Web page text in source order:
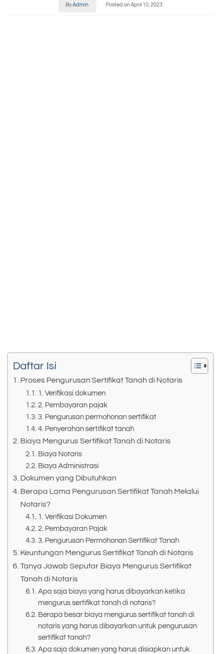
ByAdmin Posted onApril 10, 2023
Daftar Isi
Proses Pengurusan Sertifikat Tanah di Notaris
1. Verifikasi dokumen
2. Pembayaran pajak
3. Pengurusan permohonan sertifikat
4. Penyerahan sertifikat tanah
Biaya Mengurus Sertifikat Tanah di Notaris
Biaya Notaris
Biaya Administrasi
Dokumen yang Dibutuhkan
Berapa Lama Pengurusan Sertifikat Tanah Melalui
Notaris?
1. Verifikasi Dokumen
2. Pembayaran Pajak
3. Pengurusan Permohonan Sertifikat Tanah
Keuntungan Mengurus Sertifikat Tanah di Notaris
Tanya Jawab Seputar Biaya Mengurus Sertifikat
Tanah di Notaris
Apa saja biaya yang harus dibayarkan ketika
mengurus sertifikat tanah di notaris?
Berapa besar biaya mengurus sertifikat tanah di
notaris yang harus dibayarkan untuk pengurusan
sertifikat tanah?
Apa saja dokumen yang harus disiapkan untuk